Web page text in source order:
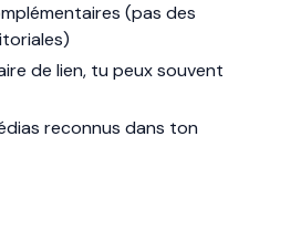
(pas des
de lien, tu peux souvent
reconnus dans ton